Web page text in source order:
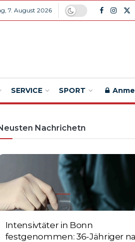
7. August 2026
SERVICE SPORT
Nachrichetn
Intensivtäter in Bonn
festgenommen: 36-Jähriger